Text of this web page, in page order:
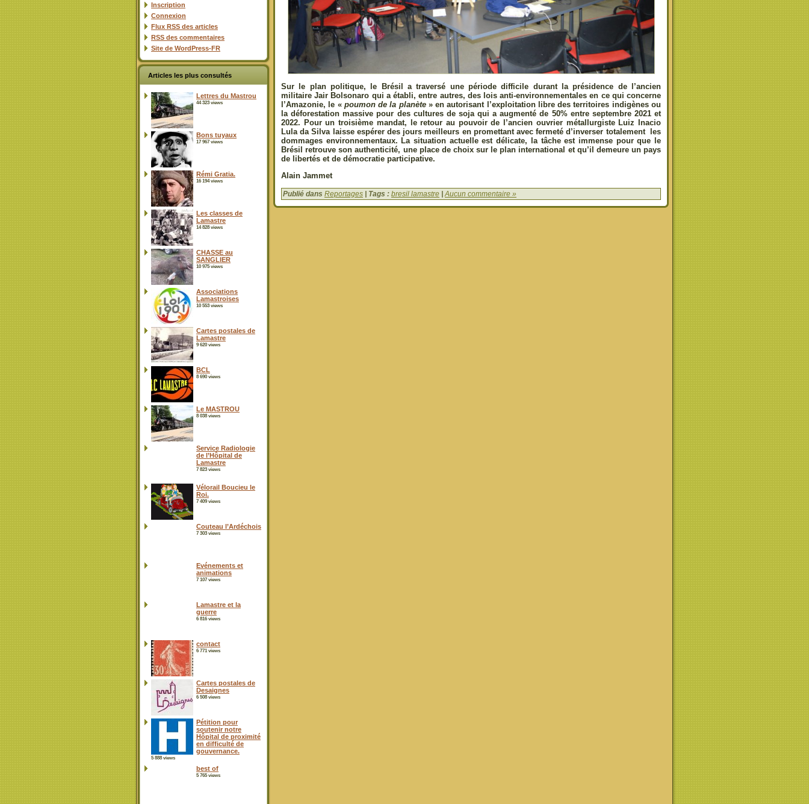
Inscription
Connexion
Flux RSS des articles
RSS des commentaires
Site de WordPress-FR
Articles les plus consultés
Lettres du Mastrou
44 323 views
Bons tuyaux
17 967 views
Rémi Gratia.
16 194 views
Les classes de
Lamastre
14 828 views
CHASSE au
SANGLIER
10 975 views
Associations
Lamastroises
10 553 views
Cartes postales de
Lamastre
9 620 views
BCL
8 690 views
Le MASTROU
8 038 views
Service Radiologie
de l’Hôpital de
Lamastre
7 823 views
Vélorail Boucieu le
Roi.
7 409 views
Couteau l’Ardéchois
7 303 views
Evénements et
animations
7 107 views
Lamastre et la
guerre
6 816 views
contact
6 771 views
Cartes postales de
Desaignes
6 508 views
Pétition pour
soutenir notre
Hôpital de proximité
en difficulté de
gouvernance.
5 888 views
best of
5 765 views
Sur le plan politique, le Brésil a traversé une période difficile durant la présidence de l’ancien
militaire Jair Bolsonaro qui a établi, entre autres, des lois anti-environnementales en ce qui concerne
l’Amazonie, le « poumon de la planète» en autorisant l’exploitation libre des territoires indigènes ou
la déforestation massive pour des cultures de soja qui a augmenté de 50% entre septembre 2021 et
2022. Pour un troisième mandat, le retour au pouvoir de l’ancien ouvrier métallurgiste Luiz Inacio
Lula da Silva laisse espérer des jours meilleurs en promettant avec fermeté d’inverser totalement les
dommages environnementaux. La situation actuelle est délicate, la tâche est immense pour que le
Brésil retrouve son authenticité, une place de choix sur le plan international et qu’il demeure un pays
de libertés et de démocratie participative.
Alain Jammet
Publié dans Reportages | Tags : bresil lamastre |Aucun commentaire »